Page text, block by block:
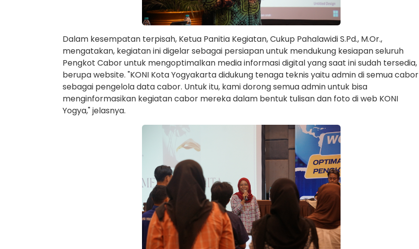
Dalam kesempatan terpisah, Ketua Panitia Kegiatan, Cukup Pahalawidi S.Pd., M.Or.,
mengatakan, kegiatan ini digelar sebagai persiapan untuk mendukung kesiapan seluruh
Pengkot Cabor untuk mengoptimalkan media informasi digital yang saat ini sudah tersedia,
berupa website. "KONI Kota Yogyakarta didukung tenaga teknis yaitu admin di semua cabor
sebagai pengelola data cabor. Untuk itu, kami dorong semua admin untuk bisa
menginformasikan kegiatan cabor mereka dalam bentuk tulisan dan foto di web KONI
Yogya," jelasnya.